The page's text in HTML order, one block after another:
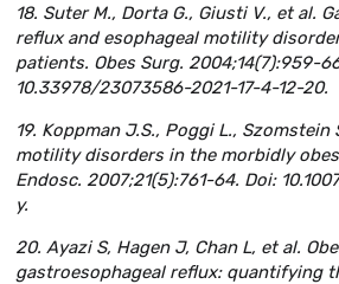
18. Suter M., Dorta G., Giusti V., et al.
reflux and esophageal motility
patients. Obes Surg. 2004;14(7):959-
10.33978/23073586-2021-17-4-12-20.
19. Koppman J.S., Poggi L., Szomstein
motility disorders in the morbidly
Endosc. 2007;21(5):761-64. Doi:
y.
20. Ayazi S, Hagen J, Chan L, et al.
gastroesophageal reflux: quantifying